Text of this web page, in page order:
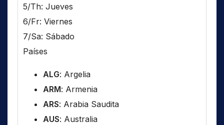
5/Th: Jueves
6/Fr: Viernes
7/Sa: Sábado
Países
ALG: Argelia
ARM: Armenia
ARS: Arabia Saudita
AUS: Australia